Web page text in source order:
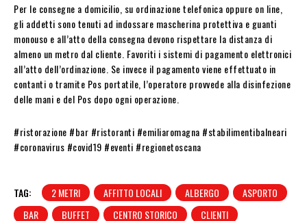
Per le consegne a domicilio, su ordinazione telefonica oppure on line,
gli addetti sono tenuti ad indossare mascherina protettiva e guanti
monouso e all’atto della consegna devono rispettare la distanza di
almeno un metro dal cliente. Favoriti i sistemi di pagamento elettronici
all’atto dell’ordinazione. Se invece il pagamento viene effettuato in
contanti o tramite Pos portatile, l’operatore provvede alla disinfezione
delle mani e del Pos dopo ogni operazione.
#ristorazione #bar #ristoranti #emiliaromagna #stabilimentibalneari
#coronavirus #covid19 #eventi #regionetoscana
TAG: 2 METRI AFFITTO LOCALI ALBERGO
ASPORTO
BAR
BUFFET CENTRO STORICO CLIENTI